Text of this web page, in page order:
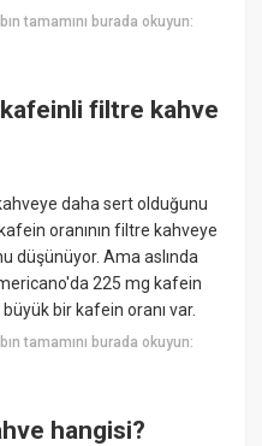
tamamını burada okuyun:
filtre kahve
daha sert olduğunu
oranının filtre kahveye
düşünüyor. Ama aslında
225 mg kafein
bir kafein oranı var.
tamamını burada okuyun:
hangisi?